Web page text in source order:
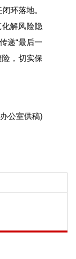
环落地。
解风险隐
递“最后一
，切实保
公室供稿)